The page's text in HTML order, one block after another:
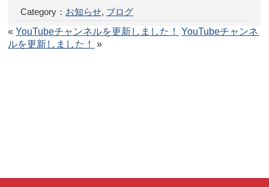
Category： お知らせ, ブログ
«YouTubeチャンネルを更新しました！
YouTubeチャンネ
ルを更新しました！
»